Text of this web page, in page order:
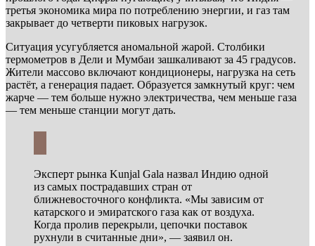
третья экономика мира по потреблению энергии, и газ там
закрывает до четверти пиковых нагрузок.
Ситуация усугубляется аномальной жарой. Столбики
термометров в Дели и Мумбаи зашкаливают за 45 градусов.
Жители массово включают кондиционеры, нагрузка на сеть
растёт, а генерация падает. Образуется замкнутый круг: чем
жарче — тем больше нужно электричества, чем меньше газа
— тем меньше станции могут дать.
Эксперт рынка Kunjal Gala назвал Индию одной
из самых пострадавших стран от
ближневосточного конфликта. «Мы зависим от
катарского и эмиратского газа как от воздуха.
Когда пролив перекрыли, цепочки поставок
рухнули в считанные дни», — заявил он.